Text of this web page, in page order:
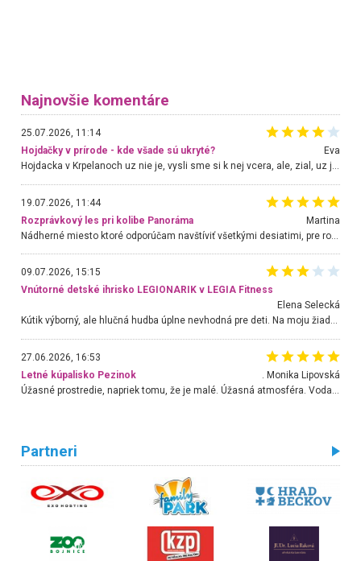
Najnovšie komentáre
25.07.2026, 11:14
Hojdačky v prírode - kde všade sú ukryté?
Eva
Hojdacka v Krpelanoch uz nie je, vysli sme si k nej vcera, ale, zial, uz je znicena. Ak sem planujete cestu len kvoli hojdacke, mozete si ju usetrit. Krasny vyhlad je tu vsak aj bez hojdacky :-)
19.07.2026, 11:44
Rozprávkový les pri kolibe Panoráma
Martina
Nádherné miesto ktoré odporúčam navštíviť všetkými desiatimi, pre rodiny s deťmi, dôchodcom... Proste a jednoducho ozaj rozprávkový les.. určite ešte prídeme. Odniesli sme si na pamiatku krásne tričká,
09.07.2026, 15:15
Vnútorné detské ihrisko LEGIONARIK v LEGIA Fitness
Elena Selecká
Kútik výborný, ale hlučná hudba úplne nevhodná pre deti. Na moju žiadosť o aspoň sušenie nereagovali.
27.06.2026, 16:53
Letné kúpalisko Pezinok
. Monika Lipovská
Úžasné prostredie, napriek tomu, že je malé. Úžasná atmosféra. Voda fantastická a nádherná. Ľudí je pomerne veľa, ale su mili a ohľaduplní. Je veľmi zaujímavé sledovať, ako dokážu spolu športovať cudzí ľudia a bez ohľadu na vek. Vládne tu pohoda. Vnuka neviem dostať z vody. Ďakujem za krásny deň . Urcite sa sem vrátim. Jediný problém je s parkovaním, ale aj ten sa mi podarilo vyriešiť. Monika Bratislava
Partneri